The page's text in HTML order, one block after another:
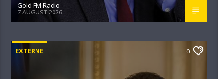
Gold FM Radio
7 AUGUST 2026
EXTERNE 0